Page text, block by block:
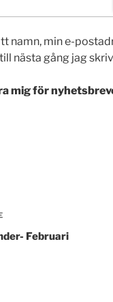
namn, min e-
nästa gång jag
mig för
Februari